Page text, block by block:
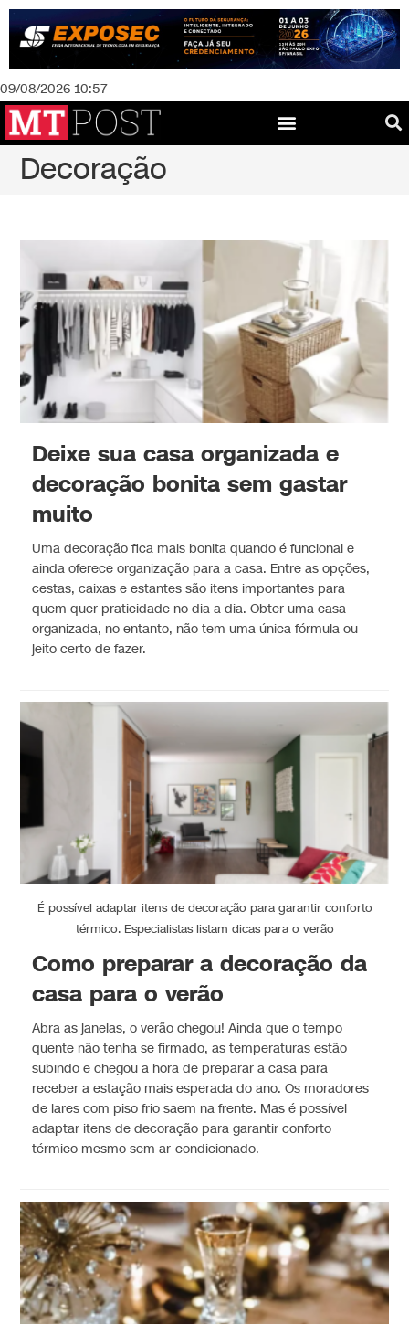
09/08/2026 10:57
Decoração
Deixe sua casa organizada e
decoração bonita sem gastar
muito
Uma decoração fica mais bonita quando é funcional e
ainda oferece organização para a casa. Entre as opções,
cestas, caixas e estantes são itens importantes para
quem quer praticidade no dia a dia. Obter uma casa
organizada, no entanto, não tem uma única fórmula ou
jeito certo de fazer.
É possível adaptar itens de decoração para garantir conforto
térmico. Especialistas listam dicas para o verão
Como preparar a decoração da
casa para o verão
Abra as janelas, o verão chegou! Ainda que o tempo
quente não tenha se firmado, as temperaturas estão
subindo e chegou a hora de preparar a casa para
receber a estação mais esperada do ano. Os moradores
de lares com piso frio saem na frente. Mas é possível
adaptar itens de decoração para garantir conforto
térmico mesmo sem ar-condicionado.